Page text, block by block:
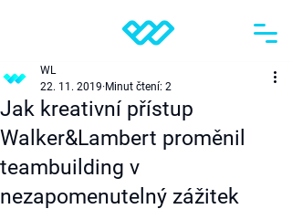
Jak kreativní přístup
Walker&Lambert proměnil
teambuilding v
nezapomenutelný zážitek
WL
22. 11. 2019 Minut čtení: 2